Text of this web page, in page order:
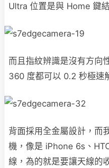
Ultra 位置是與 Home 鍵
而且指紋辨識是沒有方向
360 度都可以 0.2 秒極速
背面採用全金屬設計，而
機，像是 iPhone 6s、
線，為的就是要讓天線的